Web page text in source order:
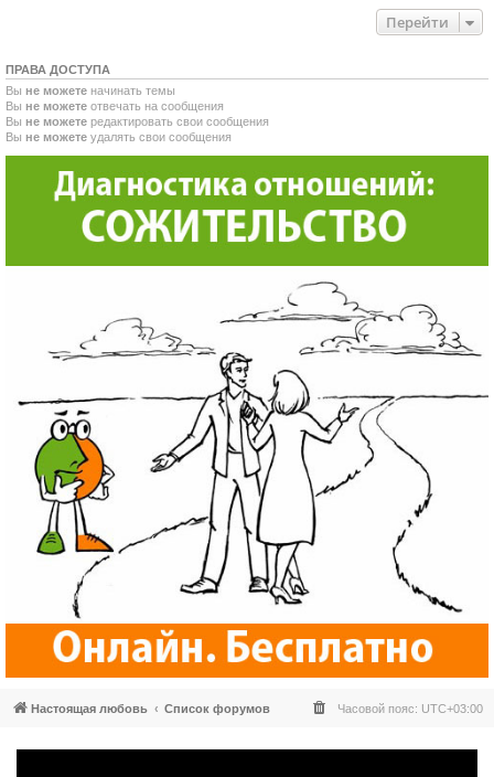
Перейти
ПРАВА ДОСТУПА
Вы не можете начинать темы
Вы не можете отвечать на сообщения
Вы не можете редактировать свои сообщения
Вы не можете удалять свои сообщения
Настоящая любовь Список форумов Часовой пояс: UTC+03:00